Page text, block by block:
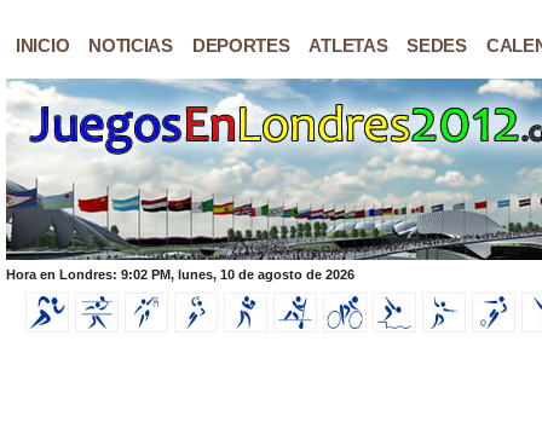
INICIO NOTICIAS DEPORTES ATLETAS SEDES
Hora en Londres: 9:02 PM, lunes, 10 de agosto de 2026